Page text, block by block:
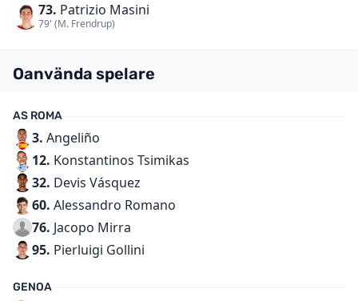
73. Patrizio Masini
79' (M. Frendrup)
Oanvända spelare
AS ROMA
3. Angeliño
12. Konstantinos Tsimikas
32. Devis Vásquez
60. Alessandro Romano
76. Jacopo Mirra
95. Pierluigi Gollini
GENOA